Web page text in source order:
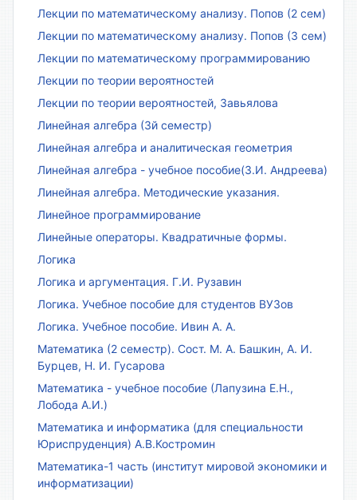
Лекции по математическому анализу. Попов (2 сем)
Лекции по математическому анализу. Попов (3 сем)
Лекции по математическому программированию
Лекции по теории вероятностей
Лекции по теории вероятностей, Завьялова
Линейная алгебра (3й семестр)
Линейная алгебра и аналитическая геометрия
Линейная алгебра - учебное пособие(З.И. Андреева)
Линейная алгебра. Методические указания.
Линейное программирование
Линейные операторы. Квадратичные формы.
Логика
Логика и аргументация. Г.И. Рузавин
Логика. Учебное пособие для студентов ВУЗов
Логика. Учебное пособие. Ивин А. А.
Математика (2 семестр). Сост. М. А. Башкин, А. И.
Бурцев, Н. И. Гусарова
Математика - учебное пособие (Лапузина Е.Н.,
Лобода А.И.)
Математика и информатика (для специальности
Юриспруденция) А.В.Костромин
Математика-1 часть (институт мировой экономики и
информатизации)